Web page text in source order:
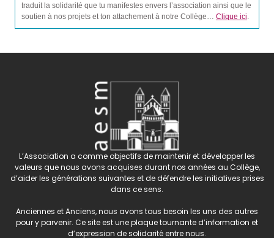
traduit la solidarité que tu manifestes envers l’association ainsi que le
soutien à nos projets et ton attachement à notre Collège… Clique ici.
L’Association a comme objectifs de maintenir et développer les
valeurs que nous avons acquises durant nos années au Collège,
d’aider les générations suivantes et de défendre les initiatives prises
dans ce sens.
Anciennes et Anciens, nous avons tous besoin les uns des autres
pour y parvenir. Ce site est une plaque tournante d’information et
d’expression de solidarité entre nous.